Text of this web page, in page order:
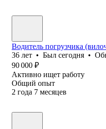
Водитель погрузчика
36 лет • Был сегодня •
90 000 ₽
Активно ищет работу
Общий опыт
2 года 7 месяцев